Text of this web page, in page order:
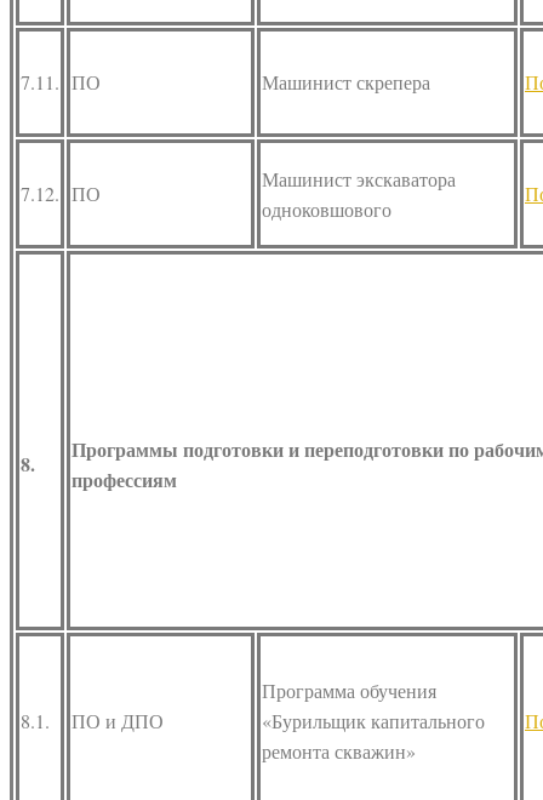
7.11. ПО Машинист скрепера
7.12. ПО
Машинист экскаватора
одноковшового
8.
Программы подготовки и переподготовки по
профессиям
8.1. ПО и ДПО
Программа обучения
«Бурильщик капитального
ремонта скважин»